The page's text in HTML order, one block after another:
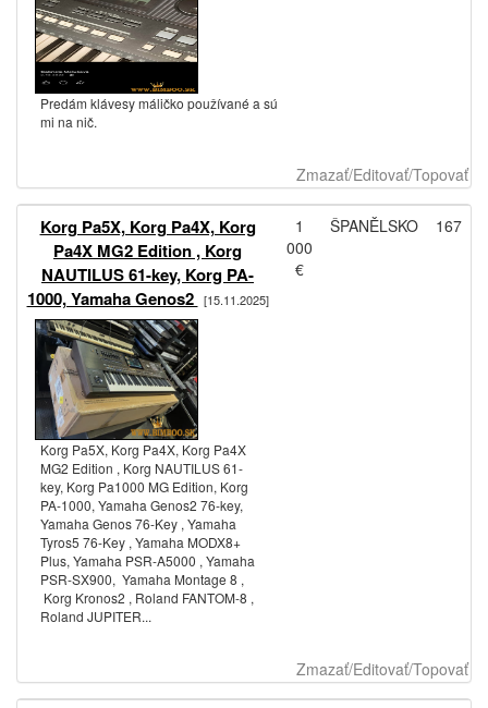
Predám klávesy máličko používané a sú
mi na nič.
Zmazať/Editovať/Topovať
Korg Pa5X, Korg Pa4X, Korg
Pa4X MG2 Edition , Korg
NAUTILUS 61-key, Korg PA-
1000, Yamaha Genos2 [15.11.2025]
Korg Pa5X, Korg Pa4X, Korg Pa4X
MG2 Edition , Korg NAUTILUS 61-
key, Korg Pa1000 MG Edition, Korg
PA-1000, Yamaha Genos2 76-key,
Yamaha Genos 76-Key , Yamaha
Tyros5 76-Key , Yamaha MODX8+
Plus, Yamaha PSR-A5000 , Yamaha
PSR-SX900, Yamaha Montage 8 ,
Korg Kronos2 , Roland FANTOM-8 ,
Roland JUPITER...
1
000
€
ŠPANĚLSKO 167
Zmazať/Editovať/Topovať